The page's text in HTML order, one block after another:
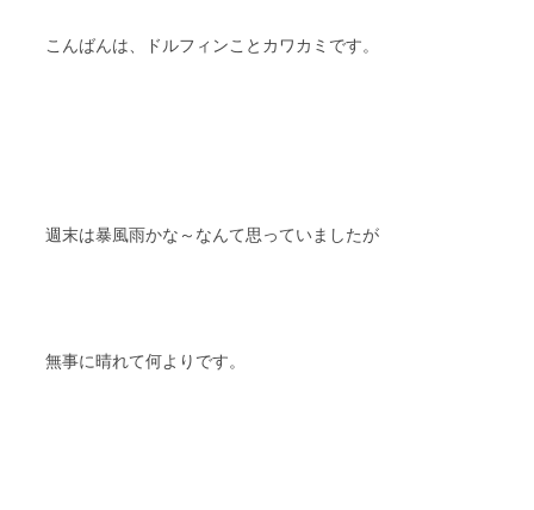
こんばんは、ドルフィンことカワカミです。
週末は暴風雨かな～なんて思っていましたが
無事に晴れて何よりです。